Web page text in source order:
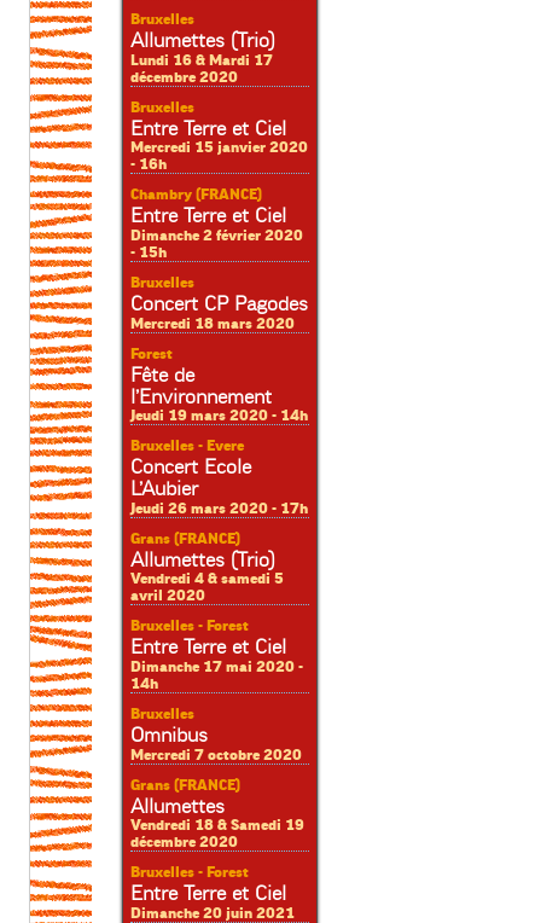
Bruxelles
Allumettes (Trio)
Lundi 16 & Mardi 17
décembre 2020
Bruxelles
Entre Terre et Ciel
Mercredi 15 janvier 2020
- 16h
Chambry (FRANCE)
Entre Terre et Ciel
Dimanche 2 février 2020
- 15h
Bruxelles
Concert CP Pagodes
Mercredi 18 mars 2020
Forest
Fête de
l’Environnement
Jeudi 19 mars 2020 - 14h
Bruxelles - Evere
Concert Ecole
L’Aubier
Jeudi 26 mars 2020 - 17h
Grans (FRANCE)
Allumettes (Trio)
Vendredi 4 & samedi 5
avril 2020
Bruxelles - Forest
Entre Terre et Ciel
Dimanche 17 mai 2020 -
14h
Bruxelles
Omnibus
Mercredi 7 octobre 2020
Grans (FRANCE)
Allumettes
Vendredi 18 & Samedi 19
décembre 2020
Bruxelles - Forest
Entre Terre et Ciel
Dimanche 20 juin 2021